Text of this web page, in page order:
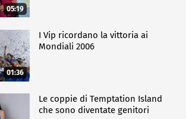
05:19
01:36
I Vip ricordano la vittoria ai
Mondiali 2006
Le coppie di Temptation Island
che sono diventate genitori